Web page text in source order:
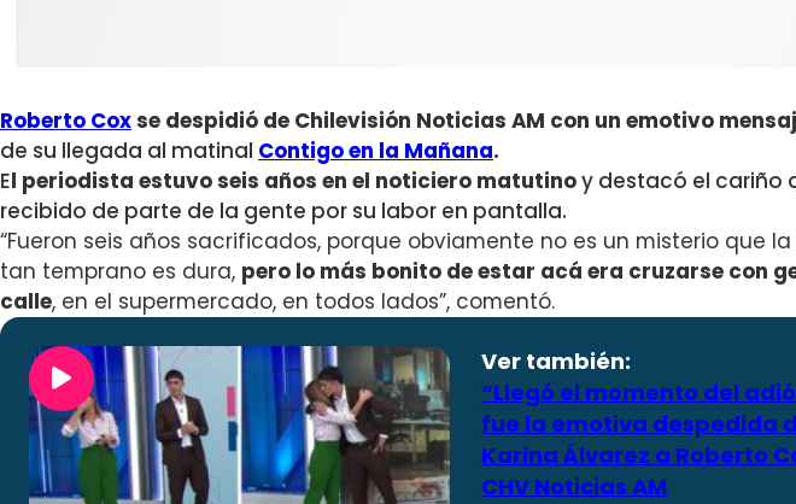
Roberto Coxse despidió de Chilevisión Noticias AM con un emotivo
de su llegada al matinal Contigo en la Mañana.
El periodista estuvo seis años en el noticiero matutinoy destacó el cariño
recibido de parte de la gente por su labor en pantalla.
“Fueron seis años sacrificados, porque obviamente no es un misterio que
tan temprano es dura, pero lo más bonito de estar acá era cruzarse con
calle, en el supermercado, en todos lados”, comentó.
Ver también:
“Llegó el momento del
fue la emotiva despedida
Karina Álvarez a Roberto
CHV Noticias AM